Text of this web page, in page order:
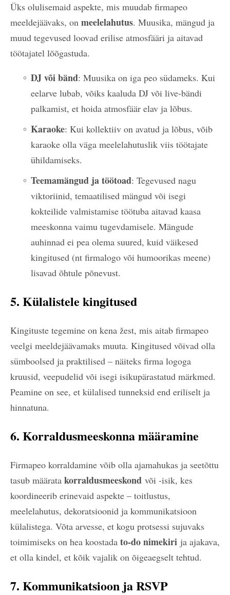
Üks olulisemaid aspekte, mis muudab firmapeo
meeldejäävaks, on meelelahutus. Muusika, mängud ja
muud tegevused loovad erilise atmosfääri ja aitavad
töötajatel lõõgastuda.
DJ või bänd: Muusika on iga peo südameks. Kui
eelarve lubab, võiks kaaluda DJ või live-bändi
palkamist, et hoida atmosfäär elav ja lõbus.
Karaoke: Kui kollektiiv on avatud ja lõbus, võib
karaoke olla väga meelelahutuslik viis töötajate
ühildamiseks.
Teemamängud ja töötoad: Tegevused nagu
viktoriinid, temaatilised mängud või isegi
kokteilide valmistamise töötuba aitavad kaasa
meeskonna vaimu tugevdamisele. Mängude
auhinnad ei pea olema suured, kuid väikesed
kingitused (nt firmalogo või humoorikas meene)
lisavad õhtule põnevust.
5. Külalistele kingitused
Kingituste tegemine on kena žest, mis aitab firmapeo
veelgi meeldejäävamaks muuta. Kingitused võivad olla
sümboolsed ja praktilised – näiteks firma logoga
kruusid, veepudelid või isegi isikupärastatud märkmed.
Peamine on see, et külalised tunneksid end eriliselt ja
hinnatuna.
6. Korraldusmeeskonna määramine
Firmapeo korraldamine võib olla ajamahukas ja seetõttu
tasub määrata korraldusmeeskond või -isik, kes
koordineerib erinevaid aspekte – toitlustus,
meelelahutus, dekoratsioonid ja kommunikatsioon
külalistega. Võta arvesse, et kogu protsessi sujuvaks
toimimiseks on hea koostada to-do nimekiri ja ajakava,
et olla kindel, et kõik vajalik on õigeaegselt tehtud.
7. Kommunikatsioon ja RSVP